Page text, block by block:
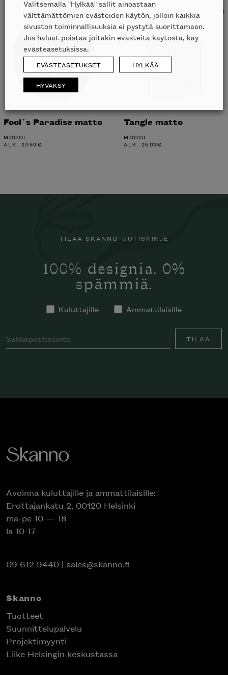
Fool´s Paradise matto
MOOOI
ALK. 2459€
Tangle matto
MOOOI
ALK. 2603€
TILAA SKANNO-UUTISKIRJE
100% designia. 0%
spämmiä.
Kuluttajille Ammattilaisille
TILAA
Avoinna kuluttajille ja ammattilaisille:
Erottajankatu 2, 00120 Helsinki
ma-pe 10 — 18
la 10-17
09 612 9440 | sales@skanno.fi
Skanno
Tuotteet
Suunnittelupalvelu
Projektimyynti
Liike Helsingin keskustassa
Valitsemalla "Hylkää" sallit ainoastaan
välttämättömien evästeiden käytön, jolloin kaikkia
sivuston toiminnallisuuksia ei pystytä suorittamaan.
Jos haluat poistaa joitakin evästeitä käytöstä, käy
evästeasetuksissa.
EVÄSTEASETUKSET HYLKÄÄ
HYVÄKSY